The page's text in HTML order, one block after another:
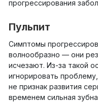
прогрессирования
Пульпит
Симптомы
волнообразно — они
исчезают. Из-за такой
игнорировать
не признак развития
временем сильная